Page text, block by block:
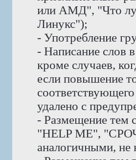
или АМД", "Что
Линукс");
- Употребление
- Написание слов
кроме случаев,
если повышение
удалено с
- Размещение тем
"HELP ME",
аналогичными,